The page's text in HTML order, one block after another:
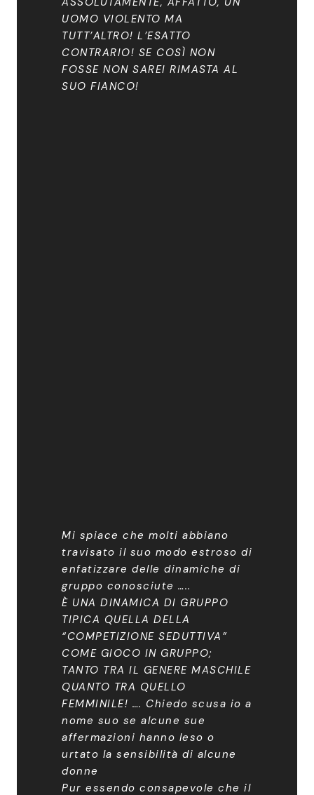
UOMO VIOLENTO MA
TUTT’ALTRO! L’ESATTO
CONTRARIO! SE COSÌ NON
FOSSE NON SAREI RIMASTA AL
SUO FIANCO!
Mi spiace che molti abbiano
travisato il suo modo estroso di
enfatizzare delle dinamiche di
gruppo conosciute …..
È UNA DINAMICA DI GRUPPO
TIPICA QUELLA DELLA
“COMPETIZIONE SEDUTTIVA”
COME GIOCO IN GRUPPO;
TANTO TRA IL GENERE MASCHILE
QUANTO TRA QUELLO
FEMMINILE! …. Chiedo scusa io a
nome suo se alcune sue
affermazioni hanno leso o
urtato la sensibilità di alcune
donne
Pur essendo consapevole che il